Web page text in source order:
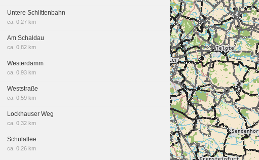
Untere Schlittenbahn
ca. 0,27 km
Am Schaldau
ca. 0,82 km
Westerdamm
ca. 0,93 km
Weststraße
ca. 0,59 km
Lockhauser Weg
ca. 0,32 km
Schulallee
ca. 0,26 km